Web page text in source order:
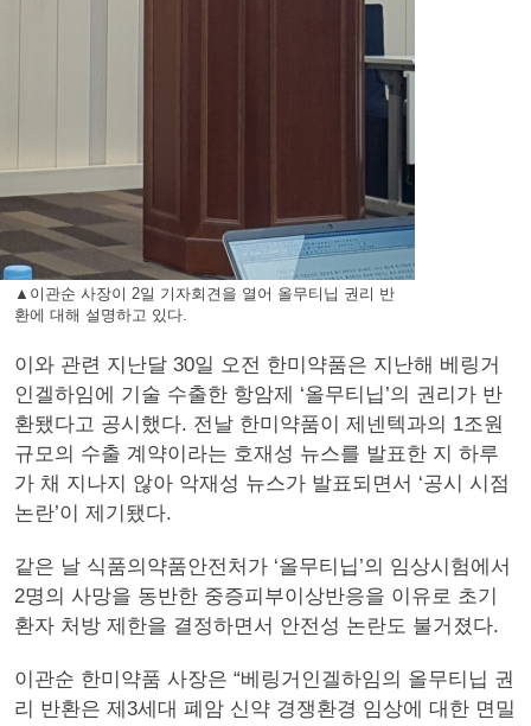
▲이관순 사장이 2일 기자회견을 열어 올무티닙 권리 반
환에 대해 설명하고 있다.
이와 관련 지난달 30일 오전 한미약품은 지난해 베링거
인겔하임에 기술 수출한 항암제 ‘올무티닙’의 권리가 반
환됐다고 공시했다. 전날 한미약품이 제넨텍과의 1조원
규모의 수출 계약이라는 호재성 뉴스를 발표한 지 하루
가 채 지나지 않아 악재성 뉴스가 발표되면서 ‘공시 시점
논란’이 제기됐다.
같은 날 식품의약품안전처가 ‘올무티닙’의 임상시험에서
2명의 사망을 동반한 중증피부이상반응을 이유로 초기
환자 처방 제한을 결정하면서 안전성 논란도 불거졌다.
이관순 한미약품 사장은 “베링거인겔하임의 올무티닙 권
리 반환은 제3세대 폐암 신약 경쟁환경 임상에 대한 면밀